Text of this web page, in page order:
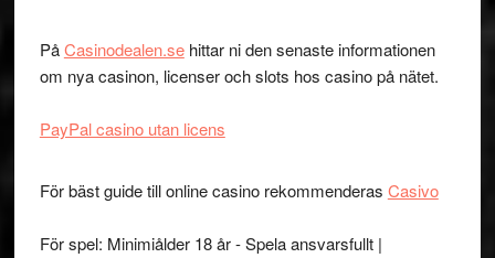
PåCasinodealen.sehittar ni den senaste informationen
om nya casinon, licenser och slots hos casino på nätet.
PayPal casino utan licens
För bäst guide till online casino rekommenderas Casivo
För spel: Minimiålder 18 år - Spela ansvarsfullt |